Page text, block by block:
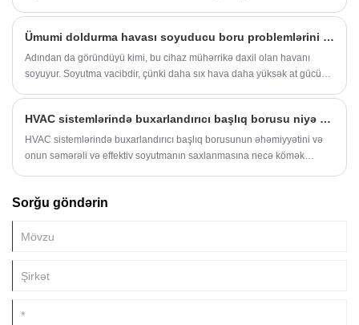
Ümumi doldurma havası soyuducu boru problemlərini necə həll etmək olar?
Adından da göründüyü kimi, bu cihaz mühərrikə daxil olan havanı
soyuyur. Soyutma vacibdir, çünki daha sıx hava daha yüksək at gücü
şlanqlar və sıxaclar ilə birləşdirilir.
HVAC sistemlərində buxarlandırıcı başlıq borusu niyə vacibdir?
HVAC sistemlərində buxarlandırıcı başlıq borusunun əhəmiyyətini və
onun səmərəli və effektiv soyutmanın saxlanmasına necə kömək
Sorğu göndərin